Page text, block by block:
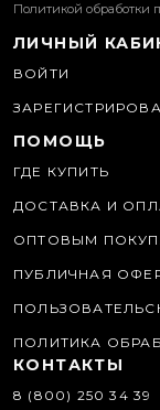
Политикой обработки
ЛИЧНЫЙ
ВОЙТИ
ПОМОЩЬ
ГДЕ КУПИТЬ
ДОСТАВКА И
ОПТОВЫМ
ПУБЛИЧНАЯ
ПОЛИТИКА
КОНТАКТЫ
8 (800) 250 34 39